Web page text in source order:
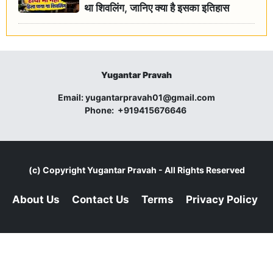
था शिवलिंग, जानिए क्या है इसका इतिहास
Yugantar Pravah
Email:yugantarpravah01@gmail.com
Phone: +919415676646
(c) CopyrightYugantar Pravah - All Rights Reserved
About Us Contact Us Terms Privacy Policy